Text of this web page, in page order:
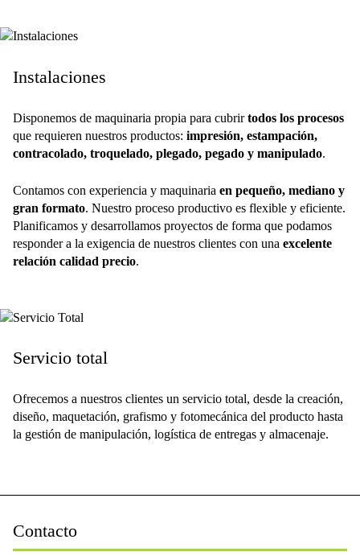
Instalaciones
Disponemos de maquinaria propia para cubrirtodos los procesos
que requieren nuestros productos: impresión, estampación,
contracolado, troquelado, plegado, pegado y manipulado.
Contamos con experiencia y maquinaria en pequeño, mediano y
gran formato. Nuestro proceso productivo es flexible y eficiente.
Planificamos y desarrollamos proyectos de forma que podamos
responder a la exigencia de nuestros clientes con una excelente
relación calidad precio.
Servicio total
Ofrecemos a nuestros clientes un servicio total, desde la creación,
diseño, maquetación, grafismo y fotomecánica del producto hasta
la gestión de manipulación, logística de entregas y almacenaje.
Contacto